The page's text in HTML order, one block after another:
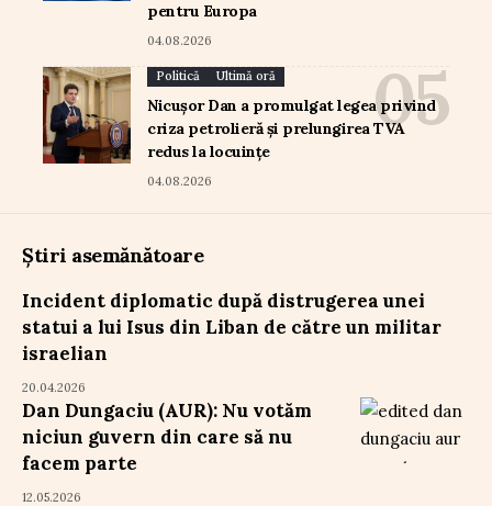
pentru Europa
04.08.2026
Politică Ultimă oră
Nicușor Dan a promulgat legea privind
criza petrolieră și prelungirea TVA
redus la locuințe
04.08.2026
Știri asemănătoare
Incident diplomatic după distrugerea unei
statui a lui Isus din Liban de către un militar
israelian
20.04.2026
Dan Dungaciu (AUR): Nu votăm
niciun guvern din care să nu
facem parte
12.05.2026